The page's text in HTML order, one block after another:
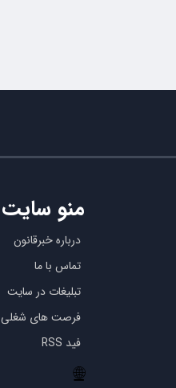
درباره خبرقانون
تماس با ما
تبلیغات در سایت
فرصت های شغلی
فید RSS
منو سایت
🌐